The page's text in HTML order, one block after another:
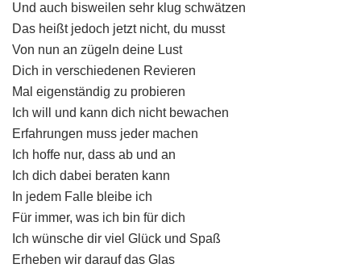
Und auch bisweilen sehr klug schwätzen
Das heißt jedoch jetzt nicht, du musst
Von nun an zügeln deine Lust
Dich in verschiedenen Revieren
Mal eigenständig zu probieren
Ich will und kann dich nicht bewachen
Erfahrungen muss jeder machen
Ich hoffe nur, dass ab und an
Ich dich dabei beraten kann
In jedem Falle bleibe ich
Für immer, was ich bin für dich
Ich wünsche dir viel Glück und Spaß
Erheben wir darauf das Glas